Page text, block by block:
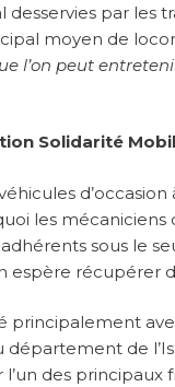
desservies par
moyen de
l’on peut
Solidarité
les
sous le
espère
principalement
département de
des